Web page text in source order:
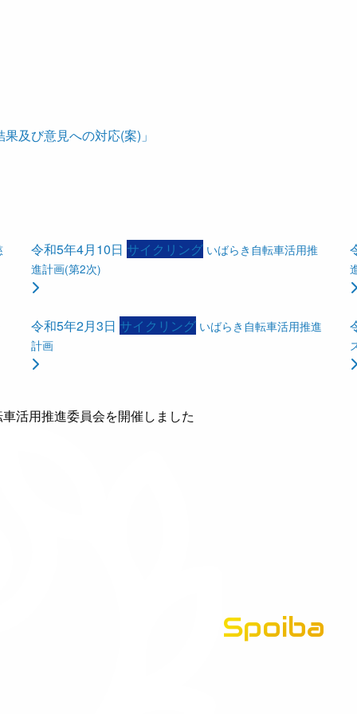
及び意見への対応(案)」
令和5年4月10日 サイクリング いばらき自転車活用推
進計画(第2次)
令和5年2月3日 サイクリング いばらき自転車活用推進
計画
活用推進委員会を開催しました
Spoiba